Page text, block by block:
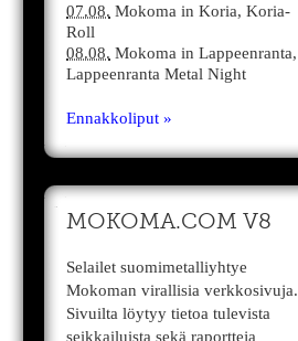
07.08. Mokoma in Koria, Koria-
Roll
08.08. Mokoma in Lappeenranta,
Lappeenranta Metal Night
Ennakkoliput »
MOKOMA.COM V8
Selailet suomimetalliyhtye
Mokoman virallisia verkkosivuja.
Sivuilta löytyy tietoa tulevista
seikkailuista sekä raportteja